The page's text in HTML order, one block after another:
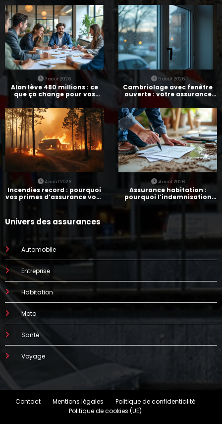
7 août 2026
Alan lève 480 millions : ce
que ça change pour vos
assurances
5 août 2026
Cambriolage avec fenêtre
ouverte : votre assurance
paie-t-elle ?
4 août 2026
Incendies record : pourquoi
vos primes d’assurance vont
4 août 2026
Assurance habitation :
pourquoi l’indemnisation
prend parfois 7 mois
Univers des assurances
Automobile
Entreprise
Habitation
Moto
Santé
Voyage
Contact Mentions légales
Politique de confidentialité
Politique de cookies (UE)